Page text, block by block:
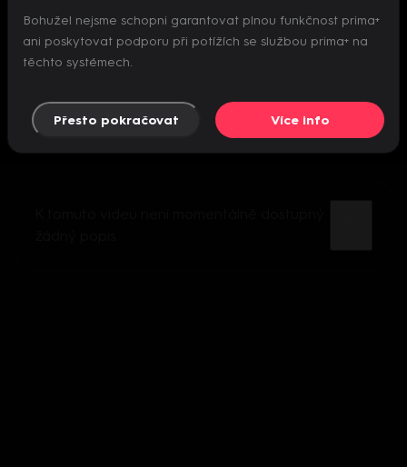
Nepodařilo se inicializovat přehrávač
Bohužel nejsme schopni garantovat plnou funkčnost prima+
ani poskytovat podporu při potížích se službou prima+ na
těchto systémech.
Přesto pokračovat Více info